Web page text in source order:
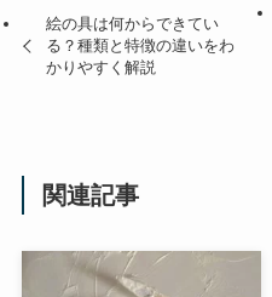
絵の具は何からできてい
る？種類と特徴の違いをわ
かりやすく解説
関連記事